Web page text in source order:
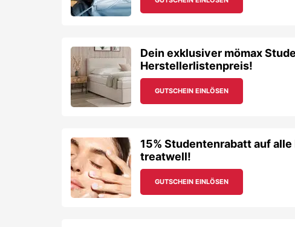
Dein exklusiver mömax
Herstellerlistenpreis!
GUTSCHEIN EINLÖSEN
15% Studentenrabatt auf
treatwell!
GUTSCHEIN EINLÖSEN